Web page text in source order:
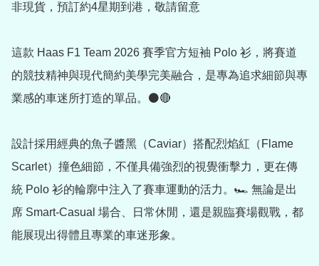
非現貨，預訂約4星期到港，敬請留意
這款 Haas F1 Team 2026 賽季官方短袖 Polo 衫，將賽道
的競技精神與現代簡約美學完美融合，是專為追求細節與專
業感的車迷所打造的單品。⚫️🔴
設計採用經典的魚子醬黑（Caviar）搭配烈焰紅（Flame
Scarlet）撞色細節，不僅具備強烈的視覺衝擊力，更在傳
統 Polo 衫的輪廓中注入了賽車運動的活力。🏎️ 無論是出
席 Smart-Casual 場合、日常休閒，還是親臨賽場觀戰，都
能展現出得體且專業的車迷形象。